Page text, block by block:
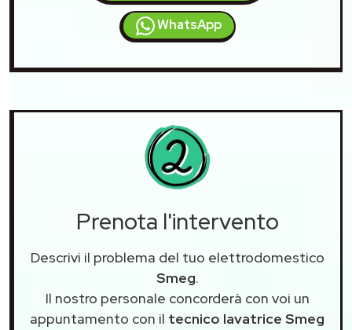
WhatsApp
Prenota l'intervento
Descrivi il problema del tuo elettrodomestico
Smeg.
Il nostro personale concorderà con voi un
appuntamento con il tecnico lavatrice Smeg